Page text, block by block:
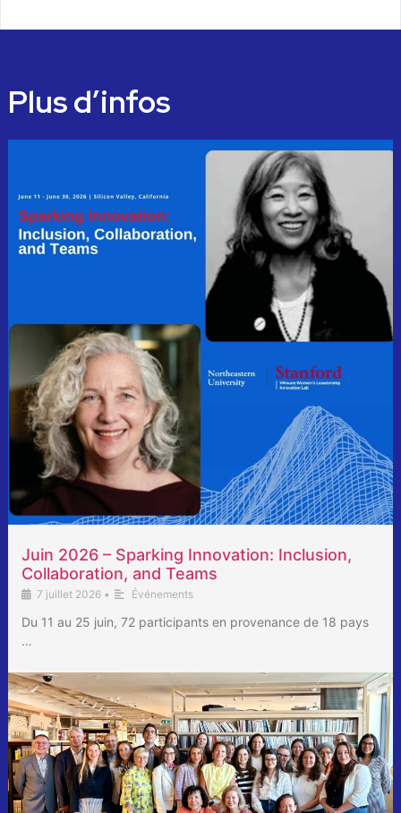
Plus d’infos
Juin 2026 – Sparking Innovation: Inclusion,
Collaboration, and Teams
7 juillet 2026 • Événements
Du 11 au 25 juin, 72 participants en provenance de 18 pays
…